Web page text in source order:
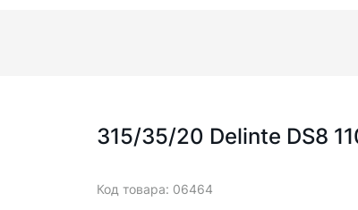
315/35/20 Delinte DS8
Код товара: 06464